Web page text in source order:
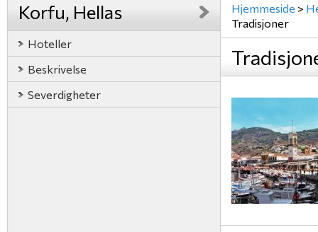
Korfu, Hellas
Hoteller
Beskrivelse
Severdigheter
Hjemmeside >
Tradisjoner